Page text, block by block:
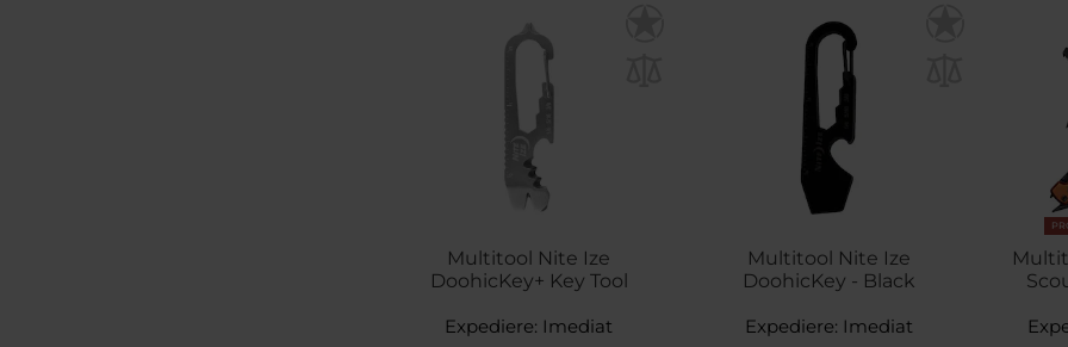
Multitool Nite Ize
DoohicKey+ Key Tool
Expediere: Imediat
Multitool Nite Ize
DoohicKey - Black
Expediere: Imediat